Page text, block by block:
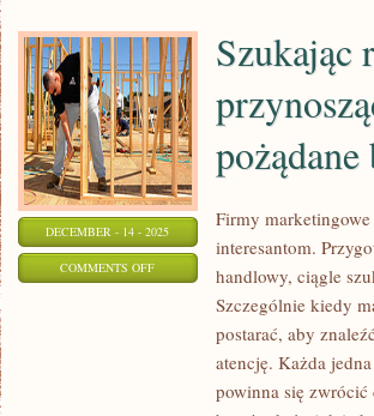
MUSI
ZADBAĆ
DECEMBER - 14 - 2025
COMMENTS OFFON
SKUTECZNEJ,
PRZYNOSZĄCEJ
Szukając
pożądane
Firmy
interesantom.
handlowy, ciągle
Szczególnie kiedy
postarać, aby
atencję. Każda
powinna się zwrócić